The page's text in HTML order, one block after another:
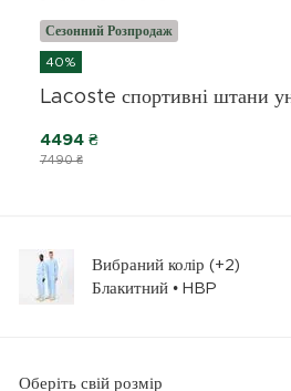
Сезонний Розпродаж
40%
Lacoste спортивні штани
7490 ₴
4494 ₴
Вибраний колір (+2)
Блакитний • HBP
Оберіть свій розмір